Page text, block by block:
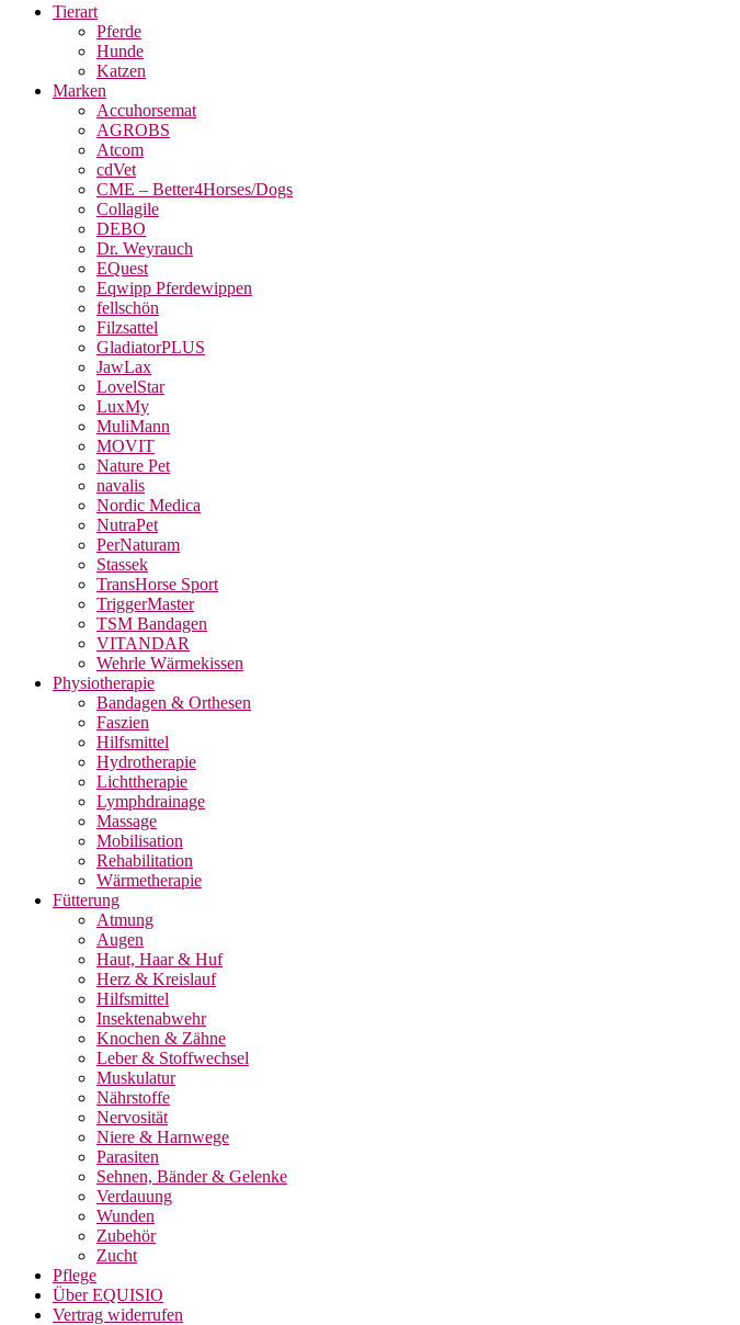
Tierart
Pferde
Hunde
Katzen
Marken
Accuhorsemat
AGROBS
Atcom
cdVet
CME – Better4Horses/Dogs
Collagile
DEBO
Dr. Weyrauch
EQuest
Eqwipp Pferdewippen
fellschön
Filzsattel
GladiatorPLUS
JawLax
LovelStar
LuxMy
MuliMann
MOVIT
Nature Pet
navalis
Nordic Medica
NutraPet
PerNaturam
Stassek
TransHorse Sport
TriggerMaster
TSM Bandagen
VITANDAR
Wehrle Wärmekissen
Physiotherapie
Bandagen & Orthesen
Faszien
Hilfsmittel
Hydrotherapie
Lichttherapie
Lymphdrainage
Massage
Mobilisation
Rehabilitation
Wärmetherapie
Fütterung
Atmung
Augen
Haut, Haar & Huf
Herz & Kreislauf
Hilfsmittel
Insektenabwehr
Knochen & Zähne
Leber & Stoffwechsel
Muskulatur
Nährstoffe
Nervosität
Niere & Harnwege
Parasiten
Sehnen, Bänder & Gelenke
Verdauung
Wunden
Zubehör
Zucht
Pflege
Über EQUISIO
Vertrag widerrufen